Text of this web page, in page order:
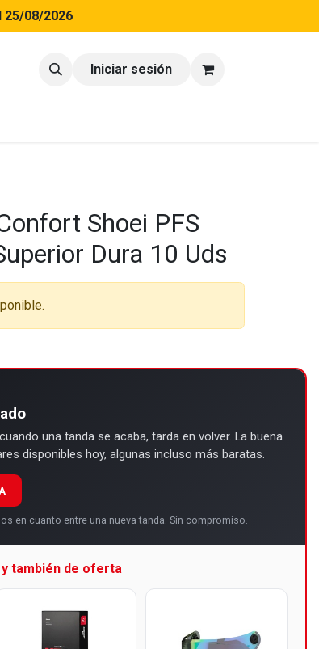
08/2026
Iniciar sesión
Shoei PFS
Dura 10 Uds
una tanda se acaba, tarda en volver. La buena
disponibles hoy, algunas incluso más baratas.
en cuanto entre una nueva tanda. Sin compromiso.
y también de oferta